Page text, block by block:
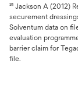
³¹ Jackson A (2012)
securement
Solventum data on
evaluation
barrier claim for
file.